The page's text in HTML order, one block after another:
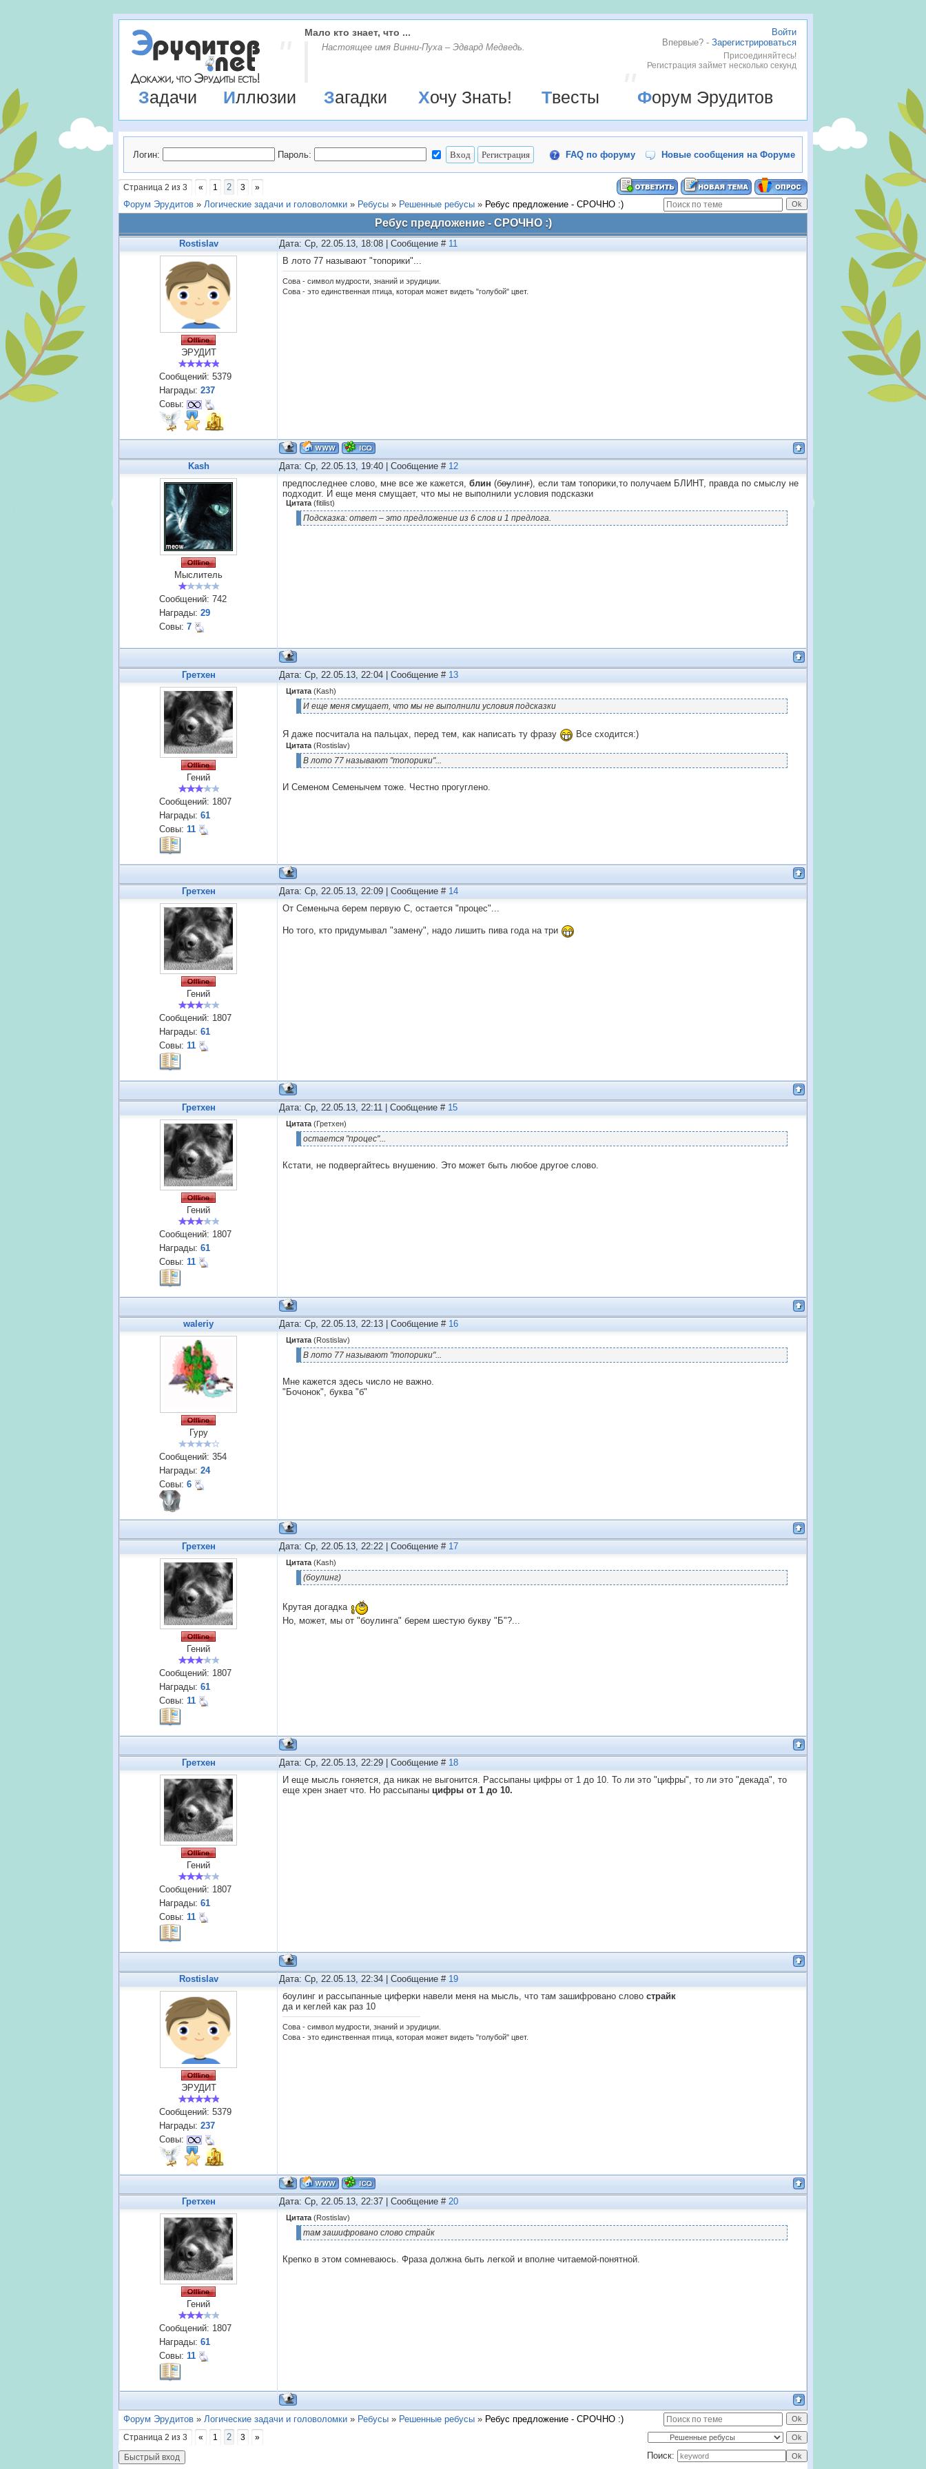
Войти
Впервые? - Зарегистрироваться
Присоединяйтесь!
Регистрация займет несколько секунд
Мало кто знает, что ...
Настоящее имя Винни-Пуха – Эдвард Медведь.
Задачи Иллюзии Загадки Хочу Знать! Твесты Форум Эрудитов
Логин: Пароль: FAQ по форуму Новые сообщения на Форуме
Страница 2 из 3 « 1 2 3 »
Форум Эрудитов » Логические задачи и головоломки » Ребусы » Решенные ребусы » Ребус предложение - СРОЧНО :)
Ребус предложение - СРОЧНО :)
Rostislav Дата: Ср, 22.05.13, 18:08 | Сообщение # 11
ЭРУДИТ
Сообщений: 5379
Награды: 237
Совы:
В лото 77 называют "топорики"...
Сова - символ мудрости, знаний и эрудиции.
Сова - это единственная птица, которая может видеть "голубой" цвет.
Kash Дата: Ср, 22.05.13, 19:40 | Сообщение # 12
Мыслитель
Сообщений: 742
Награды: 29
Совы: 7
предпоследнее слово, мне все же кажется, блин (боулинг), если там топорики,то получаем БЛИНТ, правда по смыслу не
подходит. И еще меня смущает, что мы не выполнили условия подсказки
Цитата (fitilist)
Подсказка: ответ – это предложение из 6 слов и 1 предлога.
Гретхен Дата: Ср, 22.05.13, 22:04 | Сообщение # 13
Гений
Сообщений: 1807
Награды: 61
Совы: 11
Цитата (Kash)
И еще меня смущает, что мы не выполнили условия подсказки
Я даже посчитала на пальцах, перед тем, как написать ту фразу Все сходится:)
Цитата (Rostislav)
В лото 77 называют "топорики"...
И Семеном Семенычем тоже. Честно прогуглено.
Гретхен Дата: Ср, 22.05.13, 22:09 | Сообщение # 14
Гений
Сообщений: 1807
Награды: 61
Совы: 11
От Семеныча берем первую С, остается "процес"...
Но того, кто придумывал "замену", надо лишить пива года на три
Гретхен Дата: Ср, 22.05.13, 22:11 | Сообщение # 15
Гений
Сообщений: 1807
Награды: 61
Совы: 11
Цитата (Гретхен)
остается "процес"...
Кстати, не подвергайтесь внушению. Это может быть любое другое слово.
waleriy Дата: Ср, 22.05.13, 22:13 | Сообщение # 16
Гуру
Сообщений: 354
Награды: 24
Совы: 6
Цитата (Rostislav)
В лото 77 называют "топорики"...
Мне кажется здесь число не важно.
"Бочонок", буква "б"
Гретхен Дата: Ср, 22.05.13, 22:22 | Сообщение # 17
Гений
Сообщений: 1807
Награды: 61
Совы: 11
Цитата (Kash)
(боулинг)
Крутая догадка
Но, может, мы от "боулинга" берем шестую букву "Б"?...
Гретхен Дата: Ср, 22.05.13, 22:29 | Сообщение # 18
Гений
Сообщений: 1807
Награды: 61
Совы: 11
И еще мысль гоняется, да никак не выгонится. Рассыпаны цифры от 1 до 10. То ли это "цифры", то ли это "декада", то
еще хрен знает что. Но рассыпаны цифры от 1 до 10.
Rostislav Дата: Ср, 22.05.13, 22:34 | Сообщение # 19
ЭРУДИТ
Сообщений: 5379
Награды: 237
Совы:
боулинг и рассыпанные циферки навели меня на мысль, что там зашифровано слово страйк
да и кеглей как раз 10
Сова - символ мудрости, знаний и эрудиции.
Сова - это единственная птица, которая может видеть "голубой" цвет.
Гретхен Дата: Ср, 22.05.13, 22:37 | Сообщение # 20
Гений
Сообщений: 1807
Награды: 61
Совы: 11
Цитата (Rostislav)
там зашифровано слово страйк
Крепко в этом сомневаюсь. Фраза должна быть легкой и вполне читаемой-понятной.
Форум Эрудитов » Логические задачи и головоломки » Ребусы » Решенные ребусы » Ребус предложение - СРОЧНО :)
Страница 2 из 3 « 1 2 3 »
Поиск: